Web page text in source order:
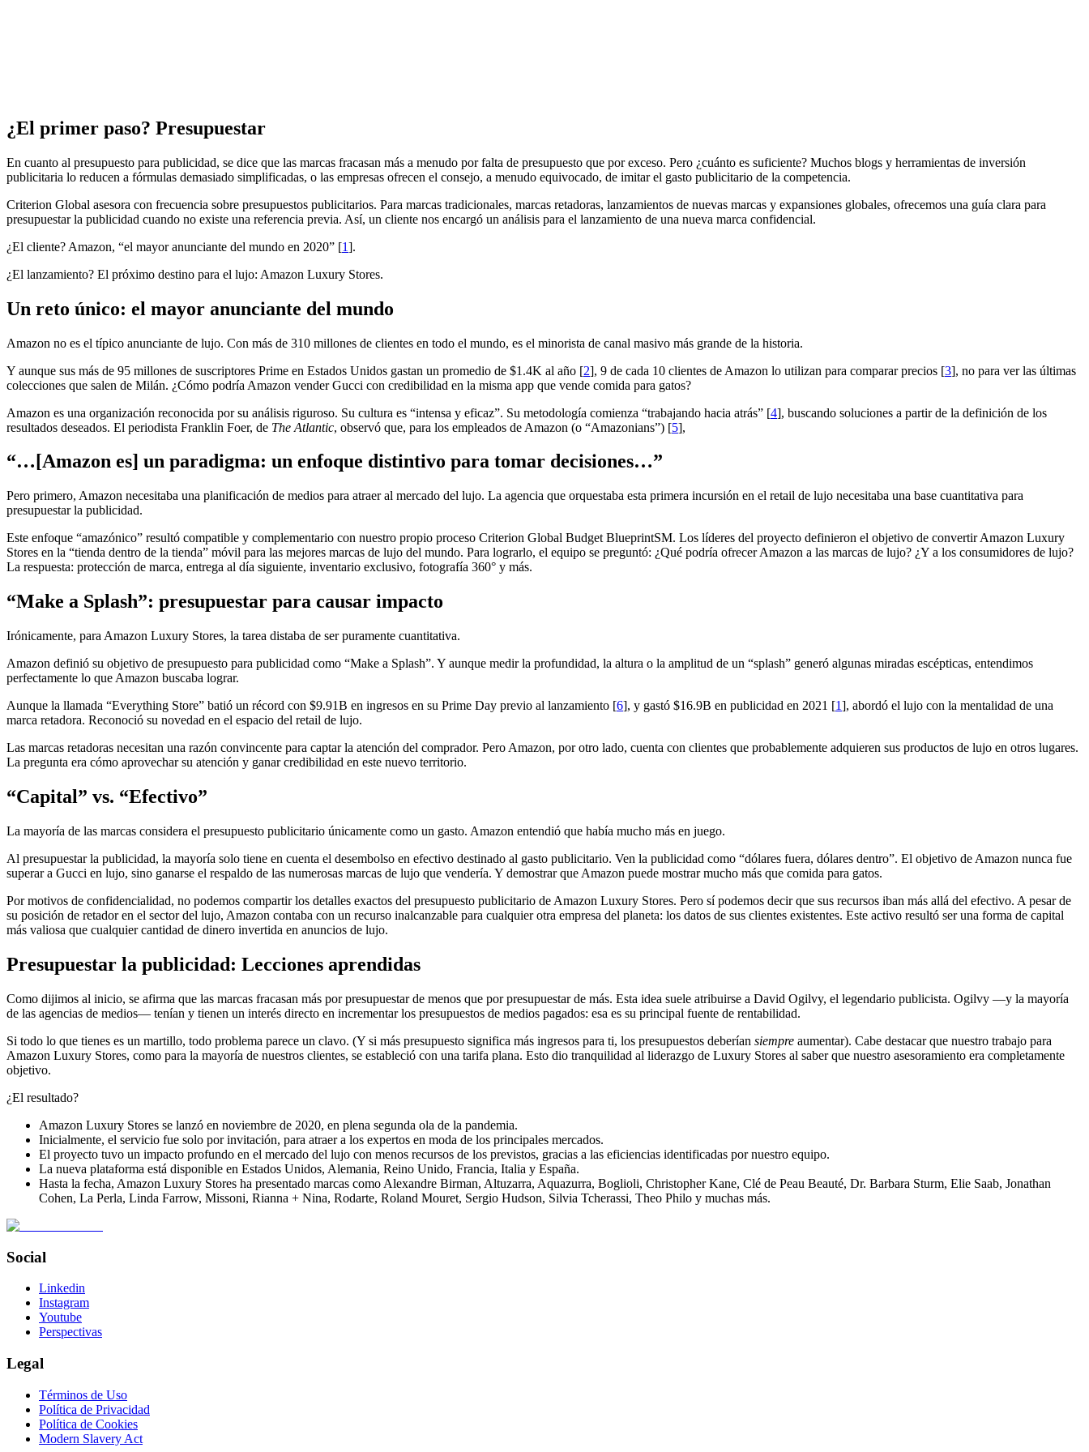
¿El primer paso? Presupuestar
En cuanto al presupuesto para publicidad, se dice que las marcas fracasan más a menudo por falta de presupuesto que por exceso. Pero ¿cuánto es suficiente? Muchos blogs y herramientas de inversión
publicitaria lo reducen a fórmulas demasiado simplificadas, o las empresas ofrecen el consejo, a menudo equivocado, de imitar el gasto publicitario de la competencia.
Criterion Global asesora con frecuencia sobre presupuestos publicitarios. Para marcas tradicionales, marcas retadoras, lanzamientos de nuevas marcas y expansiones globales, ofrecemos una guía clara para
presupuestar la publicidad cuando no existe una referencia previa. Así, un cliente nos encargó un análisis para el lanzamiento de una nueva marca confidencial.
¿El cliente? Amazon, “el mayor anunciante del mundo en 2020” [1].
¿El lanzamiento? El próximo destino para el lujo: Amazon Luxury Stores.
Un reto único: el mayor anunciante del mundo
Amazon no es el típico anunciante de lujo. Con más de 310 millones de clientes en todo el mundo, es el minorista de canal masivo más grande de la historia.
Y aunque sus más de 95 millones de suscriptores Prime en Estados Unidos gastan un promedio de $1.4K al año [2], 9 de cada 10 clientes de Amazon lo utilizan para comparar precios [3], no para ver las últimas
colecciones que salen de Milán. ¿Cómo podría Amazon vender Gucci con credibilidad en la misma app que vende comida para gatos?
Amazon es una organización reconocida por su análisis riguroso. Su cultura es “intensa y eficaz”. Su metodología comienza “trabajando hacia atrás” [4], buscando soluciones a partir de la definición de los
resultados deseados. El periodista Franklin Foer, de The Atlantic, observó que, para los empleados de Amazon (o “Amazonians”) [5],
“…[Amazon es] un paradigma: un enfoque distintivo para tomar decisiones…”
Pero primero, Amazon necesitaba una planificación de medios para atraer al mercado del lujo. La agencia que orquestaba esta primera incursión en el retail de lujo necesitaba una base cuantitativa para
presupuestar la publicidad.
Este enfoque “amazónico” resultó compatible y complementario con nuestro propio proceso Criterion Global Budget BlueprintSM. Los líderes del proyecto definieron el objetivo de convertir Amazon Luxury
Stores en la “tienda dentro de la tienda” móvil para las mejores marcas de lujo del mundo. Para lograrlo, el equipo se preguntó: ¿Qué podría ofrecer Amazon a las marcas de lujo? ¿Y a los consumidores de lujo?
La respuesta: protección de marca, entrega al día siguiente, inventario exclusivo, fotografía 360° y más.
“Make a Splash”: presupuestar para causar impacto
Irónicamente, para Amazon Luxury Stores, la tarea distaba de ser puramente cuantitativa.
Amazon definió su objetivo de presupuesto para publicidad como “Make a Splash”. Y aunque medir la profundidad, la altura o la amplitud de un “splash” generó algunas miradas escépticas, entendimos
perfectamente lo que Amazon buscaba lograr.
Aunque la llamada “Everything Store” batió un récord con $9.91B en ingresos en su Prime Day previo al lanzamiento [6], y gastó $16.9B en publicidad en 2021 [1], abordó el lujo con la mentalidad de una
marca retadora. Reconoció su novedad en el espacio del retail de lujo.
Las marcas retadoras necesitan una razón convincente para captar la atención del comprador. Pero Amazon, por otro lado, cuenta con clientes que probablemente adquieren sus productos de lujo en otros lugares.
La pregunta era cómo aprovechar su atención y ganar credibilidad en este nuevo territorio.
“Capital” vs. “Efectivo”
La mayoría de las marcas considera el presupuesto publicitario únicamente como un gasto. Amazon entendió que había mucho más en juego.
Al presupuestar la publicidad, la mayoría solo tiene en cuenta el desembolso en efectivo destinado al gasto publicitario. Ven la publicidad como “dólares fuera, dólares dentro”. El objetivo de Amazon nunca fue
superar a Gucci en lujo, sino ganarse el respaldo de las numerosas marcas de lujo que vendería. Y demostrar que Amazon puede mostrar mucho más que comida para gatos.
Por motivos de confidencialidad, no podemos compartir los detalles exactos del presupuesto publicitario de Amazon Luxury Stores. Pero sí podemos decir que sus recursos iban más allá del efectivo. A pesar de
su posición de retador en el sector del lujo, Amazon contaba con un recurso inalcanzable para cualquier otra empresa del planeta: los datos de sus clientes existentes. Este activo resultó ser una forma de capital
más valiosa que cualquier cantidad de dinero invertida en anuncios de lujo.
Presupuestar la publicidad: Lecciones aprendidas
Como dijimos al inicio, se afirma que las marcas fracasan más por presupuestar de menos que por presupuestar de más. Esta idea suele atribuirse a David Ogilvy, el legendario publicista. Ogilvy —y la mayoría
de las agencias de medios— tenían y tienen un interés directo en incrementar los presupuestos de medios pagados: esa es su principal fuente de rentabilidad.
Si todo lo que tienes es un martillo, todo problema parece un clavo. (Y si más presupuesto significa más ingresos para ti, los presupuestos deberían siempre aumentar). Cabe destacar que nuestro trabajo para
Amazon Luxury Stores, como para la mayoría de nuestros clientes, se estableció con una tarifa plana. Esto dio tranquilidad al liderazgo de Luxury Stores al saber que nuestro asesoramiento era completamente
objetivo.
¿El resultado?
Amazon Luxury Stores se lanzó en noviembre de 2020, en plena segunda ola de la pandemia.
Inicialmente, el servicio fue solo por invitación, para atraer a los expertos en moda de los principales mercados.
El proyecto tuvo un impacto profundo en el mercado del lujo con menos recursos de los previstos, gracias a las eficiencias identificadas por nuestro equipo.
La nueva plataforma está disponible en Estados Unidos, Alemania, Reino Unido, Francia, Italia y España.
Hasta la fecha, Amazon Luxury Stores ha presentado marcas como Alexandre Birman, Altuzarra, Aquazurra, Boglioli, Christopher Kane, Clé de Peau Beauté, Dr. Barbara Sturm, Elie Saab, Jonathan
Cohen, La Perla, Linda Farrow, Missoni, Rianna + Nina, Rodarte, Roland Mouret, Sergio Hudson, Silvia Tcherassi, Theo Philo y muchas más.
Social
Linkedin
Instagram
Youtube
Perspectivas
Legal
Términos de Uso
Política de Privacidad
Política de Cookies
Modern Slavery Act